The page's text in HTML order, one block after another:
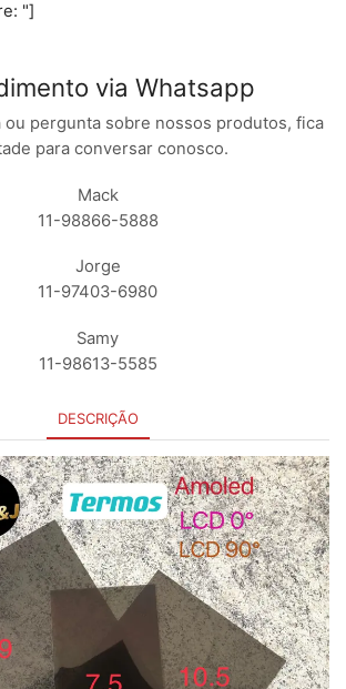
"]
via Whatsapp
ou pergunta sobre nossos produtos, fica
para conversar conosco.
Mack
11-98866-5888
Jorge
11-97403-6980
Samy
11-98613-5585
DESCRIÇÃO